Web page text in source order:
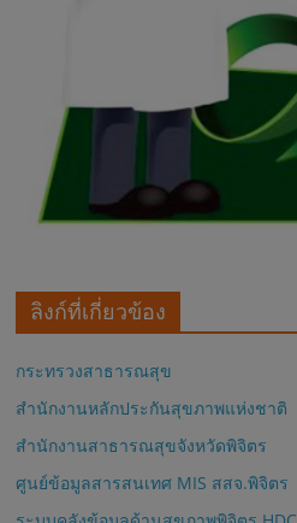
ลิงก์ที่เกี่ยวข้อง
กระทรวงสาธารณสุข
สำนักงานหลักประกันสุขภาพแห่งชาติ
สำนักงานสาธารณสุขจังหวัดพิจิตร
ศูนย์ข้อมูลสารสนเทศ MIS สสจ.พิจิตร